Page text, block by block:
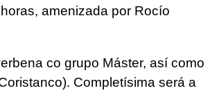
amenizada por Rocío
co grupo Máster, así como
Completísima será a